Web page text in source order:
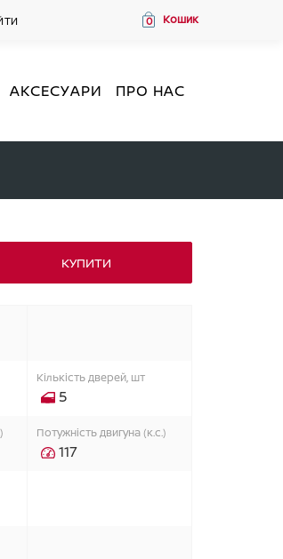
0 Кошик
АКСЕСУАРИ ПРО НАС
КУПИТИ
Кiлькiсть дверей, шт
5
Потужність двигуна (к.с.)
117